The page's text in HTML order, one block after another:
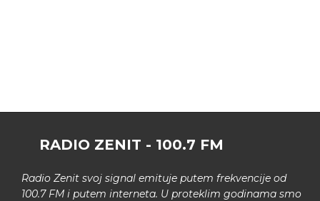
RADIO ZENIT - 100.7 FM
Radio Zenit svoj signal emituje putem frekvencije od
100.7 FM i putem interneta. U proteklim godinama smo